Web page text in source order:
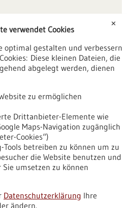
✕
verwendet Cookies
optimal gestalten und verbessern
Diese kleinen Dateien, die
abgelegt werden, dienen
zu ermöglichen
Drittanbieter-Elemente wie
Maps-Navigation zugänglich
Cookies“)
betreiben zu können um zu
die Website benutzen und
umsetzen zu können
Datenschutzerklärung Ihre
ändern.